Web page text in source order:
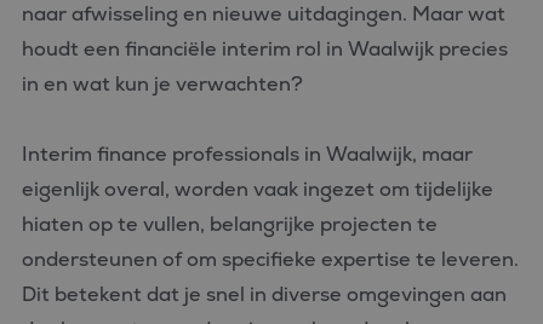
naar afwisseling en nieuwe uitdagingen. Maar wat
houdt een financiële interim rol in Waalwijk precies
in en wat kun je verwachten?
Interim finance professionals in Waalwijk, maar
eigenlijk overal, worden vaak ingezet om tijdelijke
hiaten op te vullen, belangrijke projecten te
ondersteunen of om specifieke expertise te leveren.
Dit betekent dat je snel in diverse omgevingen aan